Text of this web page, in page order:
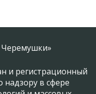
Черемушки»
и регистрационный
надзору в сфере